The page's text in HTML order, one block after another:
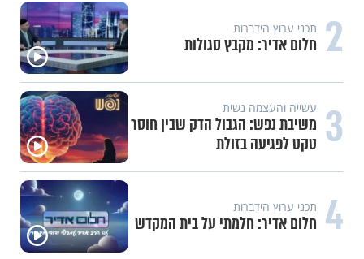
2 תכני ערוץ הידברות
חלום אדיר: מקבץ סגולות
3 עשייה והעצמה נשית
משיבת נפש: הגבול הדק שבין חוסר
טקט לפגיעה בזולת
4 תכני ערוץ הידברות
חלום אדיר: חלמתי על בית המקדש